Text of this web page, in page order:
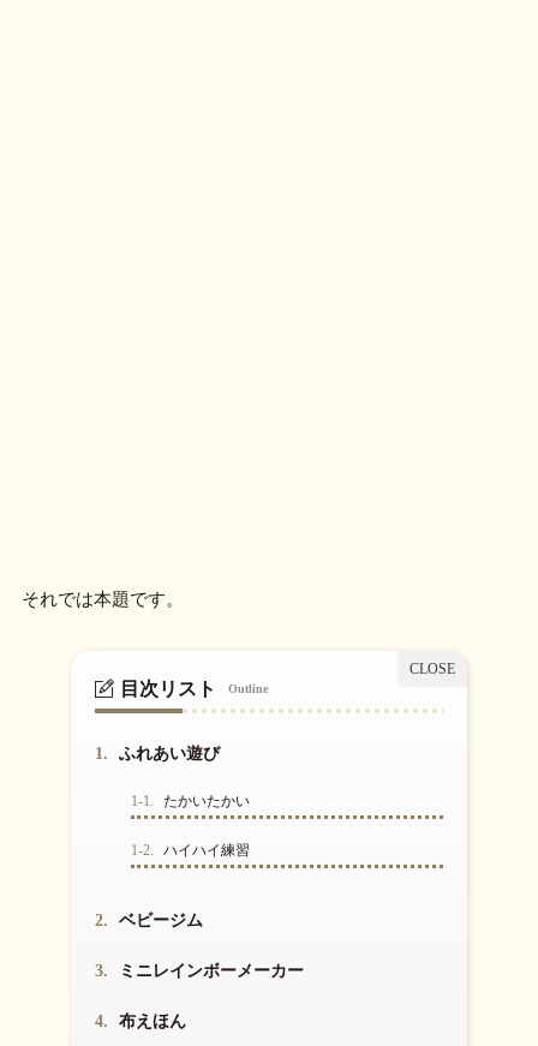
それでは本題です。
目次リスト Outline
1. ふれあい遊び
1-1. たかいたかい
1-2. ハイハイ練習
2. ベビージム
3. ミニレインボーメーカー
4. 布えほん